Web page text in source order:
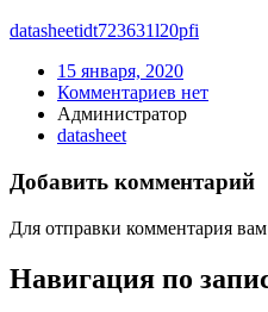
datasheetidt723631l20pfi
15 января, 2020
Комментариев нет
Администратор
datasheet
Добавить комментарий
Для отправки комментария
Навигация по